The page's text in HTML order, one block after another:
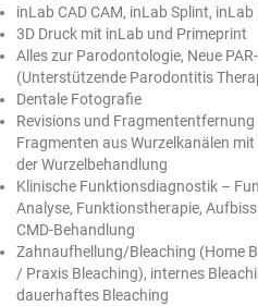
inLab CAD CAM, inLab Splint, inLab
3D Druck mit inLab und Primeprint
Alles zur Parodontologie, Neue
(Unterstützende Parodontitis
Dentale Fotografie
Revisions und
Fragmenten aus Wurzelkanälen
der Wurzelbehandlung
Klinische Funktionsdiagnostik –
Analyse, Funktionstherapie,
CMD-Behandlung
Zahnaufhellung/Bleaching (Home
/ Praxis Bleaching), internes
dauerhaftes Bleaching